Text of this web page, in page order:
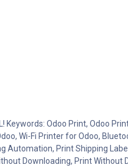
Odoo Print, Odoo
Wi-Fi Printer for Odoo,
Automation, Print Shipping
Downloading, Print Without